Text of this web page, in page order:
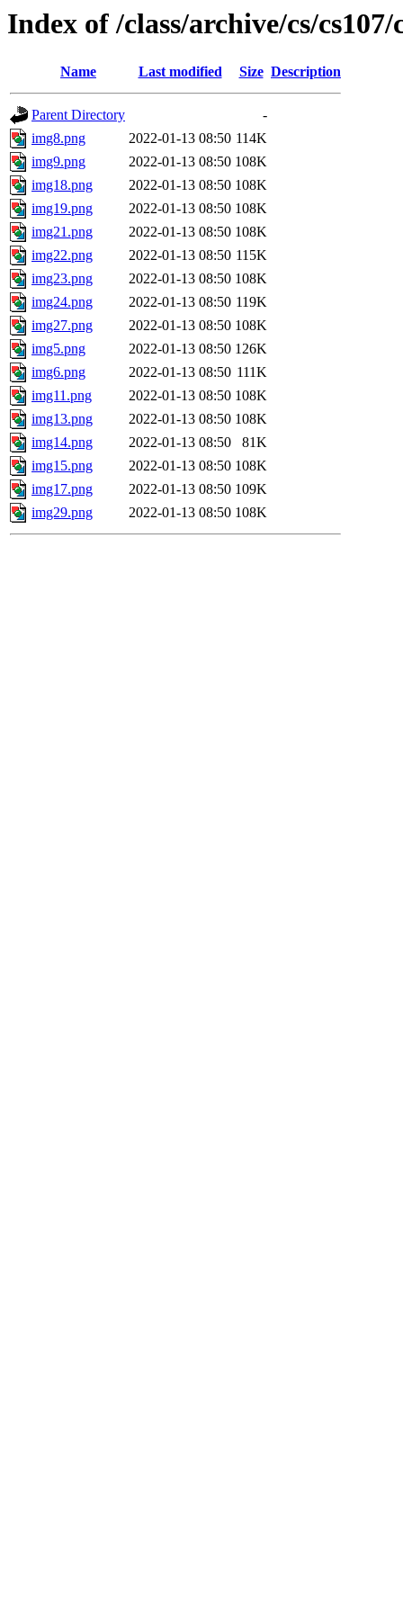
Index of /class/archive/cs/
Name Last modified Size Description
Parent Directory
-
img8.png
2022-01-13 08:50 114K
img9.png
2022-01-13 08:50 108K
img18.png
2022-01-13 08:50 108K
img19.png
2022-01-13 08:50 108K
img21.png
2022-01-13 08:50 108K
img22.png
2022-01-13 08:50 115K
img23.png
2022-01-13 08:50 108K
img24.png
2022-01-13 08:50 119K
img27.png
2022-01-13 08:50 108K
img5.png
2022-01-13 08:50 126K
img6.png
2022-01-13 08:50 111K
img11.png
2022-01-13 08:50 108K
img13.png
2022-01-13 08:50 108K
img14.png
2022-01-13 08:50
81K
img15.png
2022-01-13 08:50 108K
img17.png
2022-01-13 08:50 109K
img29.png
2022-01-13 08:50 108K